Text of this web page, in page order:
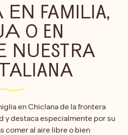
EN FAMILIA,
O EN
NUESTRA
en Chiclana de la frontera
y destaca especialmente por su
comer al aire libre o bien